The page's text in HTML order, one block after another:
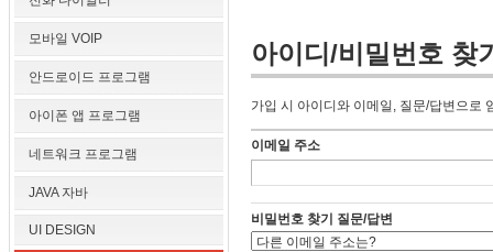
모바일 VOIP
안드로이드 프로그램
아이폰 앱 프로그램
네트워크 프로그램
JAVA 자바
UI DESIGN
아이디/비밀번호 찾
가입 시 아이디와 이메일, 질문/답변으로
이메일 주소
비밀번호 찾기 질문/답변